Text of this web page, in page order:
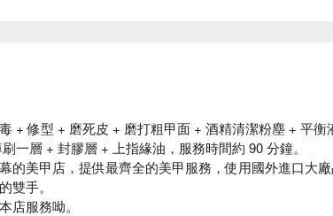
+ 修型 + 磨死皮 + 磨打粗甲面 + 酒精清潔粉塵 + 平衡
一層 + 封膠層 + 上指緣油，服務時間約 90 分鐘。
的美甲店，提供最齊全的美甲服務，使用國外進口大
雙手。
店服務呦。